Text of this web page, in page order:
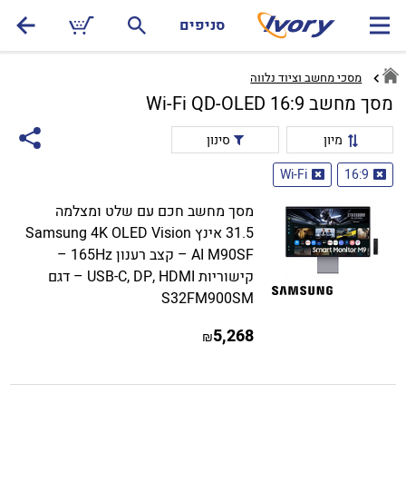
סניפים
מסכי מחשב וציוד נלווה
מסך מחשב 16:9 Wi-Fi QD-OLED
מיון
סינון
16:9
Wi-Fi
מסך מחשב חכם עם שלט ומצלמה
31.5 אינץ Samsung 4K OLED Vision
AI M90SF – קצב רענון 165Hz –
קישוריות USB-C, DP, HDMI – דגם
S32FM900SM
5,268
₪